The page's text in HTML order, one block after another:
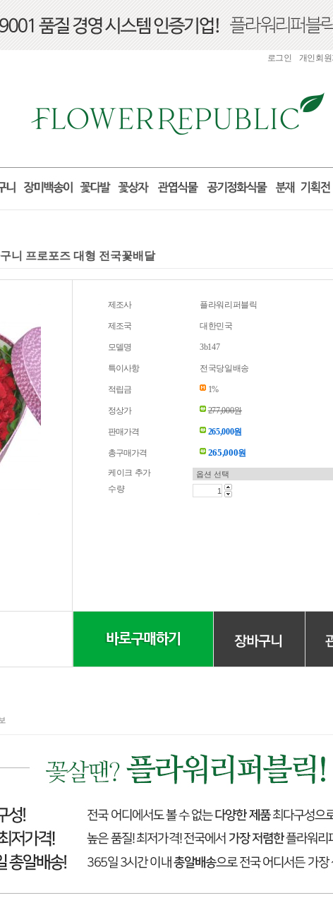
로그인 개인회원
니 프로포즈 대형 전국꽃배달
제조사 플라워리퍼블릭
제조국 대한민국
모델명 3b147
특이사항 전국당일배송
적립금 1%
정상가 277,000원
판매가격 265,000원
총구매가격 265,000원
케이크 추가
수량